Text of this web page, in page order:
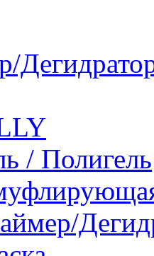
/ Полигель